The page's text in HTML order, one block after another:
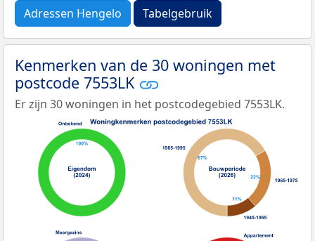
Adressen Hengelo Tabelgebruik
Kenmerken van de 30 woningen met
postcode 7553LK
Er zijn 30 woningen in het postcodegebied 7553LK.